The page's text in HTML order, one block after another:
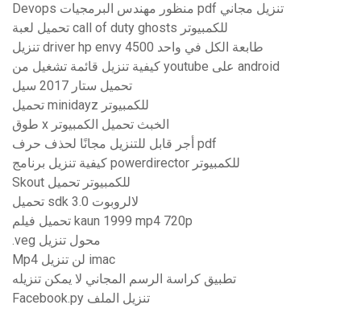
Devops منظور مهندس البرمجيات pdf تنزيل مجاني
تحميل لعبة call of duty ghosts للكمبيوتر
تنزيل driver hp envy 4500 طابعة الكل في واحد
كيفية تنزيل قائمة تشغيل من youtube على android
تحميل ستار 2017 سيل
تحميل minidayz للكمبيوتر
طوق x الخبث تحميل الكمبيوتر
أجر قابل للتنزيل مجانًا لحذف حرف pdf
كيفية تنزيل برنامج powerdirector للكمبيوتر
Skout للكمبيوتر تحميل
تحميل sdk لالروبوت 3.0
تحميل فيلم kaun 1999 mp4 720p
.veg محول تنزيل
Mp4 لن تنزيل imac
تطبيق كراسة الرسم المجاني لا يمكن تنزيله
Facebook.py تنزيل الملف